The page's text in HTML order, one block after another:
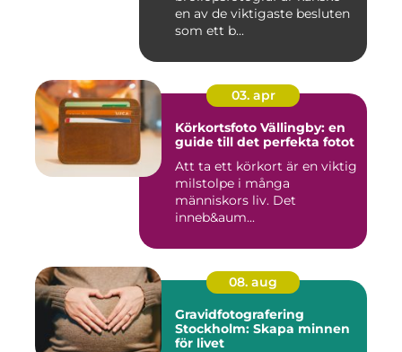
en av de viktigaste besluten
som ett b...
03. apr
Körkortsfoto Vällingby: en
guide till det perfekta fotot
Att ta ett körkort är en viktig
milstolpe i många
människors liv. Det
inneb&aum...
08. aug
Gravidfotografering
Stockholm: Skapa minnen
för livet